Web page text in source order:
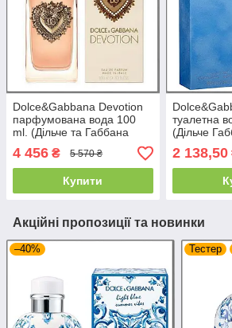
Dolce&Gabbana Devotion
парфумована вода 100
ml. (Дільче та Габбана
Девоушн Вумен)
4 456 ₴ 5 570 ₴
Купити
туалетна
(Дільче
2 138,50
Акційні пропозиції та новинки
–40% Тестер